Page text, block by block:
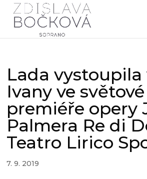
Lada vystoupila
Ivany ve světové
premiéře opery
Palmera Re di
Teatro Lirico
7. 9. 2019